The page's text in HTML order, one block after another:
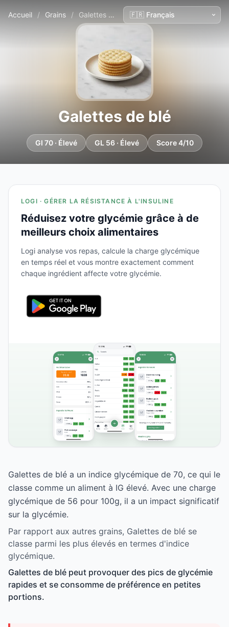
Accueil / Grains / Galettes de blé
Galettes de blé
GI 70 · Élevé GL 56 · Élevé Score 4/10
LOGI · GÉRER LA RÉSISTANCE À L'INSULINE
Réduisez votre glycémie grâce à de
meilleurs choix alimentaires
Logi analyse vos repas, calcule la charge glycémique
en temps réel et vous montre exactement comment
chaque ingrédient affecte votre glycémie.
Galettes de blé a un indice glycémique de 70, ce qui le
classe comme un aliment à IG élevé. Avec une charge
glycémique de 56 pour 100g, il a un impact significatif
sur la glycémie.
Par rapport aux autres grains, Galettes de blé se
classe parmi les plus élevés en termes d'indice
glycémique.
Galettes de blé peut provoquer des pics de glycémie
rapides et se consomme de préférence en petites
portions.